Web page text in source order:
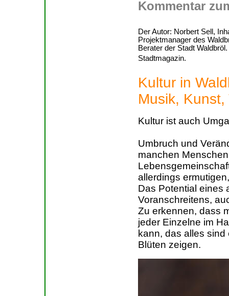
Kommentar
Der Autor: Norbert Sell,
Projektmanager des
Berater der Stadt
Stadtmagazin.
Kultur in
Musik,
Kultur ist auch
Umbruch und
manchen
allerdings
Das Potential eines
Voranschreitens,
Zu erkennen, dass
jeder Einzelne im
kann, das alles
Blüten zeigen.